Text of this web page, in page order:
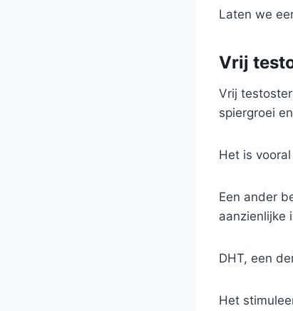
Laten we
Vrij
Vrij
spiergroei
Het is
Een ander
aanzienlijke
DHT, een
Het